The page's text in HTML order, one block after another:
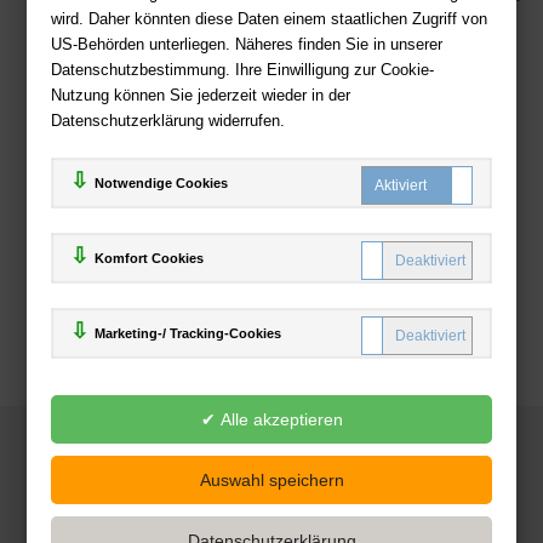
wird. Daher könnten diese Daten einem staatlichen Zugriff von
US-Behörden unterliegen. Näheres finden Sie in unserer
Datenschutzbestimmung. Ihre Einwilligung zur Cookie-
Nutzung können Sie jederzeit wieder in der
Datenschutzerklärung widerrufen.
Notwendige Cookies
Komfort Cookies
Marketing-/ Tracking-Cookies
Zahlweisen
Deutsche-Buchhandlung.de
www.deutsche-buchhandlung.de ist ein Angebot der
Powered by Inooga